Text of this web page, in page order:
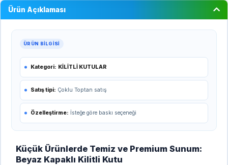
Ürün Açıklaması
ÜRÜN BILGISI
Kategori: KİLİTLİ KUTULAR
Satış tipi: Çoklu Toptan satış
Özelleştirme: İsteğe göre baskı seçeneği
Küçük Ürünlerde Temiz ve Premium Sunum:
Beyaz Kapaklı Kilitli Kutu